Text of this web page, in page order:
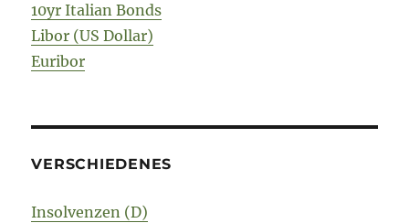
10yr Italian Bonds
Libor (US Dollar)
Euribor
VERSCHIEDENES
Insolvenzen (D)